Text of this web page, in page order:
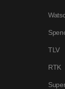
TLV
RTK